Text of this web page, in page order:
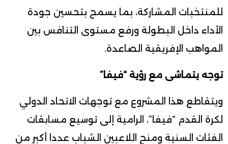
للمنتخبات المشاركة، بما يسمح بتحسين جودة
الأداء داخل البطولة ورفع مستوى التنافس بين
المواهب الإفريقية الصاعدة.
توجه يتماشى مع رؤية “فيفا”
ويتقاطع هذا المشروع مع توجهات الاتحاد الدولي
لكرة القدم “فيفا”، الرامية إلى توسيع مسابقات
الفئات السنية ومنح اللاعبين الشباب عددا أكبر من